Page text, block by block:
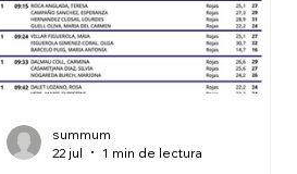
HORARIO SALIDAS
summum
22 jul
1 min de lectura